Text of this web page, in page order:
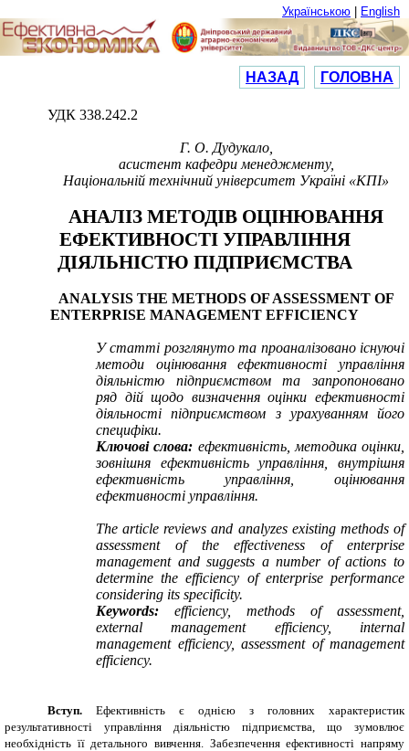
Українською English
НАЗАД ГОЛОВНА
УДК 338.242.2
Г. О. Дудукало,
асистент кафедри менеджменту,
Національній технічний університет Україні «КПІ»
АНАЛІЗ МЕТОДІВ ОЦІНЮВАННЯ
ЕФЕКТИВНОСТІ УПРАВЛІННЯ
ДІЯЛЬНІСТЮ ПІДПРИЄМСТВА
ANALYSIS THE METHODS OF ASSESSMENT OF
ENTERPRISE MANAGEMENT EFFICIENCY
У статті розглянуто та проаналізовано існуючі
методи оцінювання ефективності управління
діяльністю підприємством та запропоновано
ряд дій щодо визначення оцінки ефективності
діяльності підприємством з урахуванням його
специфіки.
Ключові слова: ефективність, методика оцінки,
зовнішня ефективність управління, внутрішня
ефективність управління, оцінювання
ефективності управління.
The article reviews and analyzes existing methods of
assessment of the effectiveness of enterprise
management and suggests a number of actions to
determine the efficiency of enterprise performance
considering its specificity.
Keywords: efficiency, methods of assessment,
external management efficiency, internal
management efficiency, assessment of management
efficiency.
Вступ.Ефективність є однією з головних характеристик
результативності управління діяльністю підприємства, що зумовлює
необхідність її детального вивчення. Забезпечення ефективності напряму